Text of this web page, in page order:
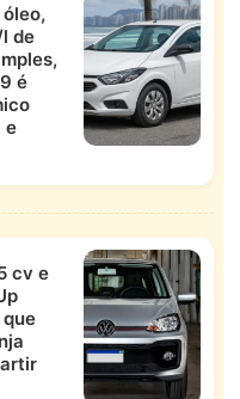
de
é
e
cv e